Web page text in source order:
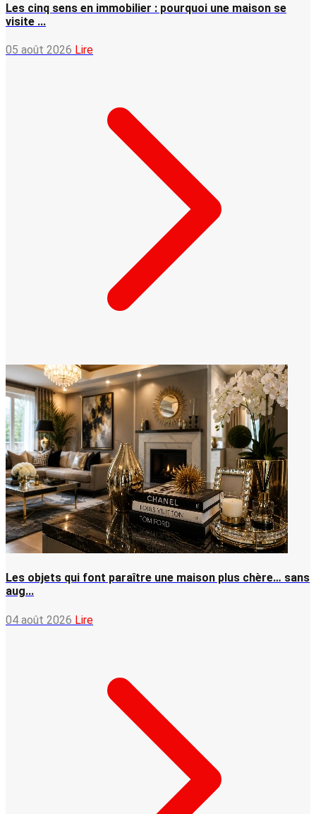
Les cinq sens en immobilier : pourquoi une maison se
visite ...
05 août 2026 Lire
Les objets qui font paraître une maison plus chère… sans
aug...
04 août 2026 Lire